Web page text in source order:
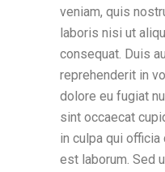
veniam, quis
laboris nisi ut
consequat. Duis
reprehenderit in
dolore eu fugiat
sint occaecat
in culpa qui
est laborum. Sed